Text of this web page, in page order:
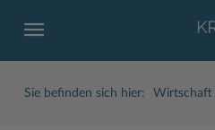
Sie befinden sich hier: Wirtschaft